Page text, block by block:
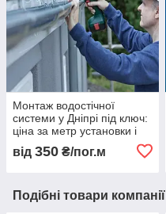
Монтаж водостічної
системи у Дніпрі під ключ:
ціна за метр установки і
від 350 ₴/пог.м
Подібні товари компанії